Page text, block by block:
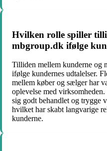
Hvilken rolle spiller
mbgroup.dk ifølge
Tilliden mellem kunderne og
ifølge kundernes udtalelser.
mellem køber og sælger har
oplevelse med
sig godt behandlet og trygge
hvilket har skabt langvarige
kunderne.